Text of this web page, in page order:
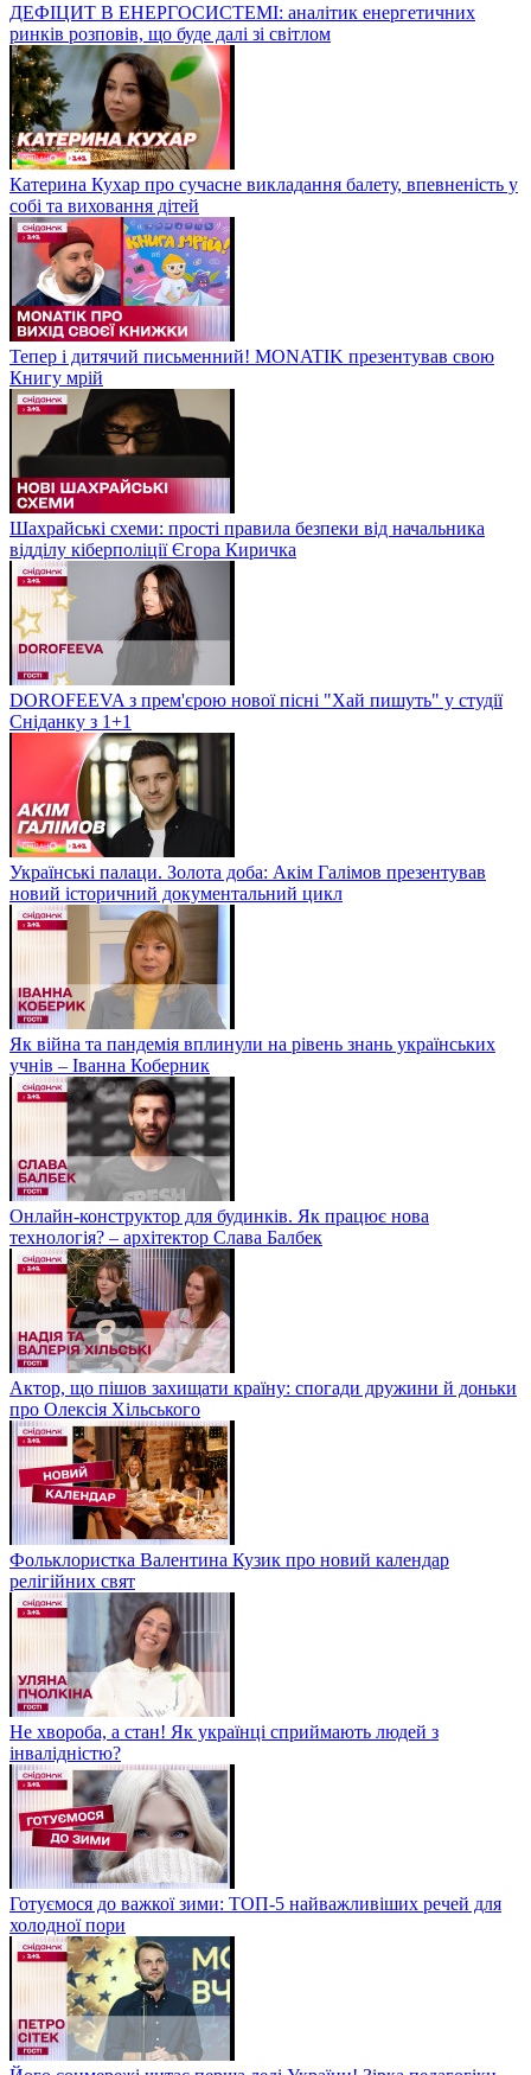
ДЕФІЦИТ В ЕНЕРГОСИСТЕМІ: аналітик енергетичних
ринків розповів, що буде далі зі світлом
Катерина Кухар про сучасне викладання балету, впевненість у
собі та виховання дітей
Тепер і дитячий письменний! MONATIK презентував свою
Книгу мрій
Шахрайські схеми: прості правила безпеки від начальника
відділу кіберполіції Єгора Киричка
DOROFEEVA з прем'єрою нової пісні "Хай пишуть" у студії
Сніданку з 1+1
Українські палаци. Золота доба: Акім Галімов презентував
новий історичний документальний цикл
Як війна та пандемія вплинули на рівень знань українських
учнів – Іванна Коберник
Онлайн-конструктор для будинків. Як працює нова
технологія? – архітектор Слава Балбек
Актор, що пішов захищати країну: спогади дружини й доньки
про Олексія Хільського
Фольклористка Валентина Кузик про новий календар
релігійних свят
Не хвороба, а стан! Як українці сприймають людей з
інвалідністю?
Готуємося до важкої зими: ТОП-5 найважливіших речей для
холодної пори